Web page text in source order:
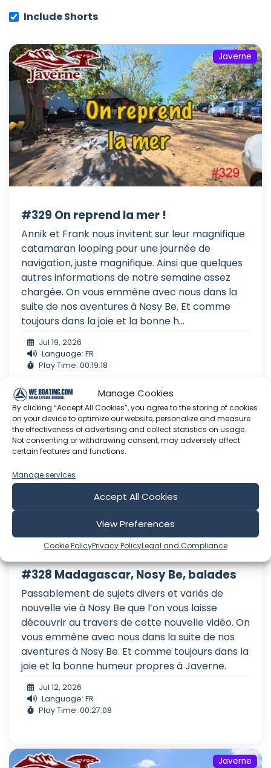
Manage Cookies
By clicking “Accept All Cookies”, you agree to the storing of cookies
on your device to optimize our website, personalize and measure
the effectiveness of advertising and collect statistics on usage.
Not consenting or withdrawing consent, may adversely affect
certain features and functions.
Manage services
Accept All Cookies
View Preferences
Cookie PolicyPrivacy PolicyLegal and Compliance
Include Shorts
Javerne
#329 On reprend la mer !
Annik et Frank nous invitent sur leur magnifique
catamaran looping pour une journée de
navigation, juste magnifique. Ainsi que quelques
autres informations de notre semaine assez
chargée. On vous emmène avec nous dans la
suite de nos aventures à Nosy Be. Et comme
toujours dans la joie et la bonne h...
Jul 19, 2026
Language: FR
Play Time: 00:19:18
Javerne
#328 Madagascar, Nosy Be, balades
Passablement de sujets divers et variés de
nouvelle vie à Nosy Be que l’on vous laisse
découvrir au travers de cette nouvelle vidéo. On
vous emmène avec nous dans la suite de nos
aventures à Nosy Be. Et comme toujours dans la
joie et la bonne humeur propres à Javerne.
Jul 12, 2026
Language: FR
Play Time: 00:27:08
Javerne